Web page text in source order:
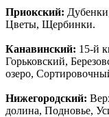
Приокский:
Цветы, Щербинки.
Канавинский: 15-й
Горьковский,
озеро,
Нижегородский:
долина, Подновье,